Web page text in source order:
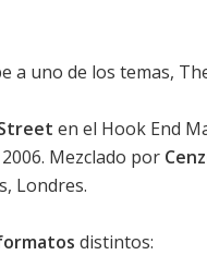
a uno de los temas,
en el Hook End
Mezclado por
Londres.
distintos: